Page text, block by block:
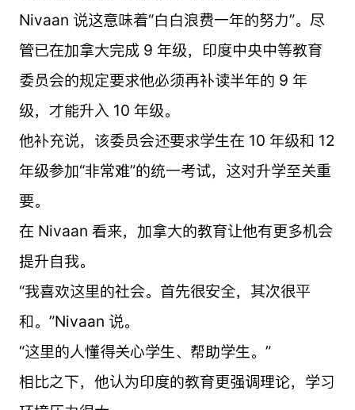
Nivaan 说这意味着“白白浪费一年的努力”。尽
管已在加拿大完成 9 年级，印度中央中等教育
委员会的规定要求他必须再补读半年的 9 年
级，才能升入 10 年级。
他补充说，该委员会还要求学生在 10 年级和 12
年级参加“非常难”的统一考试，这对升学至关重
要。
在 Nivaan 看来，加拿大的教育让他有更多机会
提升自我。
“我喜欢这里的社会。首先很安全，其次很平
和。”Nivaan 说。
“这里的人懂得关心学生、帮助学生。”
相比之下，他认为印度的教育更强调理论，学习